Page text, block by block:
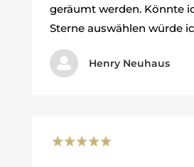
geräumt werden. Könnte
Sterne auswählen würde
 Henry Neuhaus